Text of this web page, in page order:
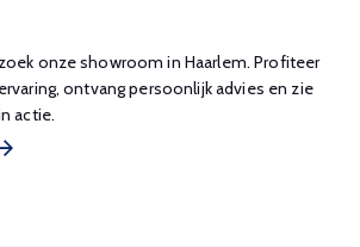
onze showroom in Haarlem. Profiteer
ontvang persoonlijk advies en zie
actie.